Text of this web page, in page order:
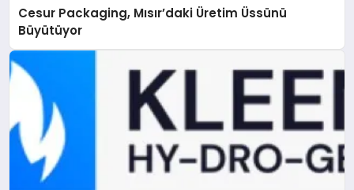
Cesur Packaging, Mısır’daki Üretim Üssünü
Büyütüyor